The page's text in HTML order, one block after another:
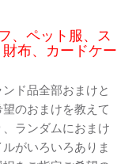
、ペット服、ス
布、カードケー
ド品全部おまけと
のおまけを教えて
ランダムにおまけ
がいろいろありま